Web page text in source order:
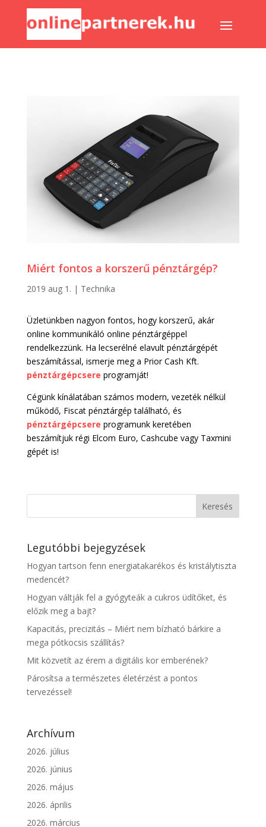
Miért fontos a korszerű pénztárgép?
2019 aug 1. | Technika
Üzletünkben nagyon fontos, hogy korszerű, akár
online kommunikáló online pénztárgéppel
rendelkezzünk. Ha lecserélné elavult pénztárgépét
beszámítással, ismerje meg a Prior Cash Kft.
pénztárgépcsere programját!
Cégünk kínálatában számos modern, vezeték nélkül
működő, Fiscat pénztárgép található, és
pénztárgépcsere programunk keretében
beszámítjuk régi Elcom Euro, Cashcube vagy Taxmini
gépét is!
Legutóbbi bejegyzések
Hogyan tartson fenn energiatakarékos és kristálytiszta
medencét?
Hogyan váltják fel a gyógyteák a cukros üdítőket, és
előzik meg a bajt?
Kapacitás, precizitás – Miért nem bízható bárkire a
mega pótkocsis szállítás?
Mit közvetít az érem a digitális kor emberének?
Párosítsa a természetes életérzést a pontos
tervezéssel!
Archívum
2026. július
2026. június
2026. május
2026. április
2026. március